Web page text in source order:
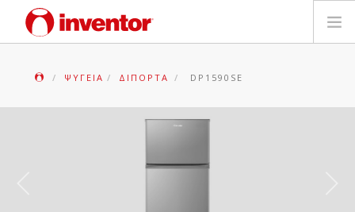
ΕΓΓΥΗΣΗ
ΨΥΓΕΊΑ ΔΊΠΟΡΤΑ DP1590SE